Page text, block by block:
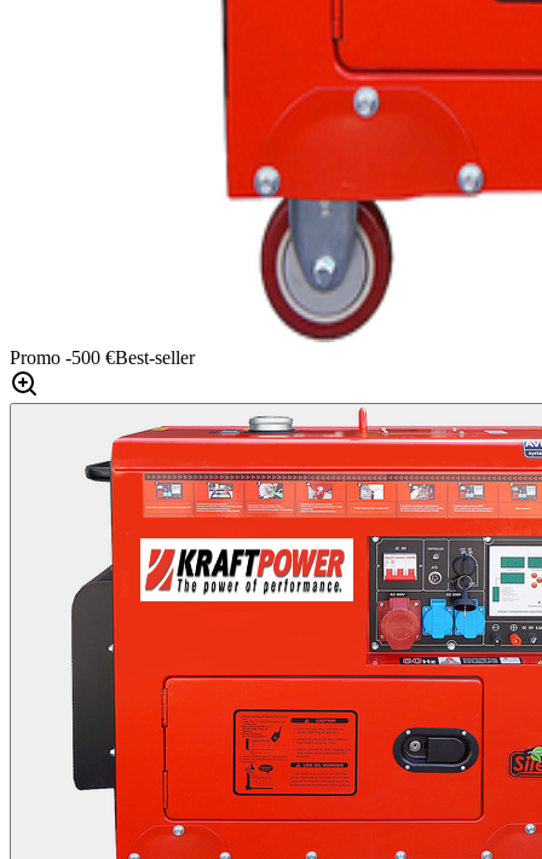
Promo -500 €Best-seller